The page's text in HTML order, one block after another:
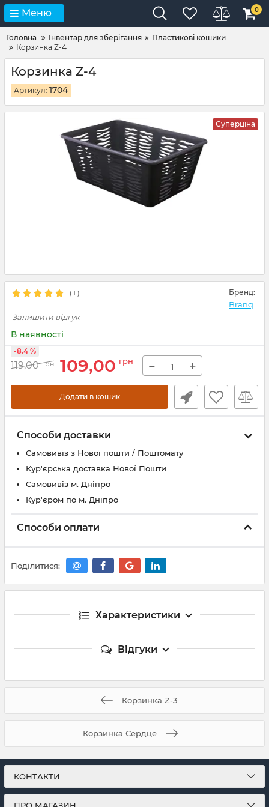
Меню 0
Головна Інвентар для зберігання
Пластикові кошики
Корзинка Z-4
Корзинка Z-4
Артикул: 1704
Суперціна
( 1 ) Бренд:
Branq
Залишити відгук
В наявності
119,00 грн 109,00 грн
-8.4 %
− +
Додати в кошик
Способи доставки
Самовивіз з Нової пошти / Поштомату
Кур'єрська доставка Нової Пошти
Самовивіз м. Дніпро
Кур'єром по м. Дніпро
Способи оплати
Поділитися:
Характеристики
Відгуки
Корзинка Z-3
Корзинка Сердце
КОНТАКТИ